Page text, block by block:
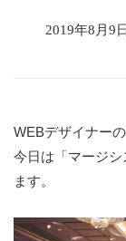
2019年8月9
WEBデザイナーの
今日は「マージ
ます。